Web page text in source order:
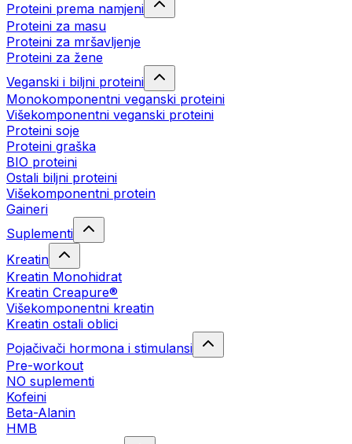
Proteini prema namjeni
Proteini za masu
Proteini za mršavljenje
Proteini za žene
Veganski i biljni proteini
Monokomponentni veganski proteini
Višekomponentni veganski proteini
Proteini soje
Proteini graška
BIO proteini
Ostali biljni proteini
Višekomponentni protein
Gaineri
Suplementi
Kreatin
Kreatin Monohidrat
Kreatin Creapure®
Višekomponentni kreatin
Kreatin ostali oblici
Pojačivači hormona i stimulansi
Pre-workout
NO suplementi
Kofeini
Beta-Alanin
HMB